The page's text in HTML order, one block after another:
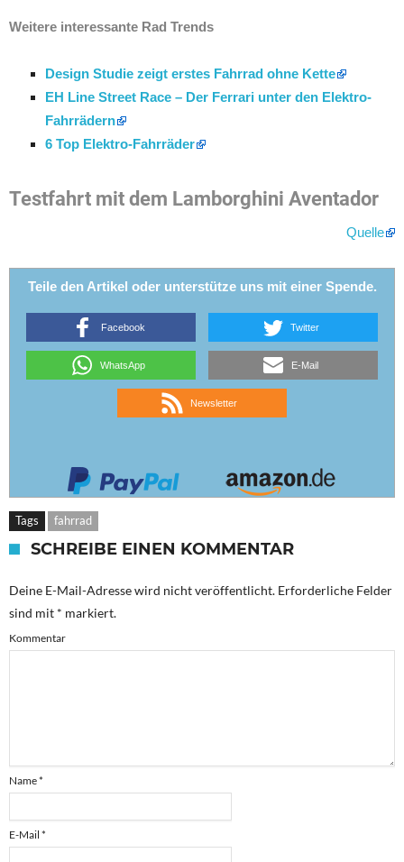
Weitere interessante Rad Trends
Design Studie zeigt erstes Fahrrad ohne Kette
EH Line Street Race – Der Ferrari unter den Elektro-
Fahrrädern
6 Top Elektro-Fahrräder
Testfahrt mit dem Lamborghini Aventador
Quelle
Teile den Artikel oder unterstütze uns mit einer Spende.
Facebook Twitter
WhatsApp E-Mail
Newsletter
Tags fahrrad
SCHREIBE EINEN KOMMENTAR
Deine E-Mail-Adresse wird nicht veröffentlicht. Erforderliche Felder
sind mit * markiert.
Kommentar
Name*
E-Mail *